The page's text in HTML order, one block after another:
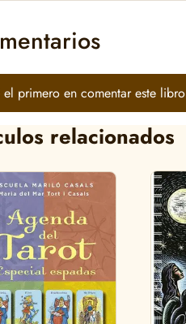
el primero en comentar este libro
relacionados